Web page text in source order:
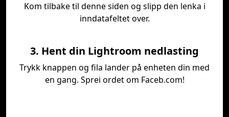
Kom tilbake til denne siden og slipp den lenka i
inndatafeltet over.
3. Hent din Lightroom nedlasting
Trykk knappen og fila lander på enheten din med
en gang. Sprei ordet om Faceb.com!